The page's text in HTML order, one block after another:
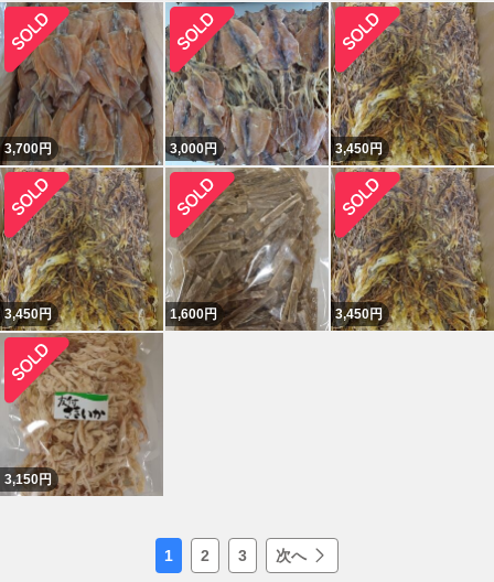
3,700円 3,000円 3,450円
3,450円 1,600円 3,450円
3,150円
1 2 3 次へ